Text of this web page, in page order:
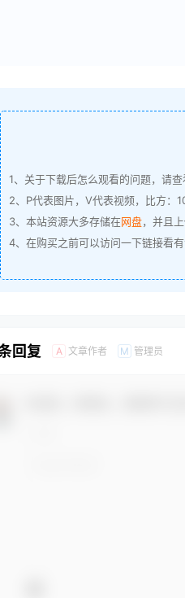
1、关于下载后怎么观看的问题，请查
2、P代表图片，V代表视频，比方：
3、本站资源大多存储在网盘，并且
4、在购买之前可以访问一下链接看
回复 A 文章作者 M 管理员